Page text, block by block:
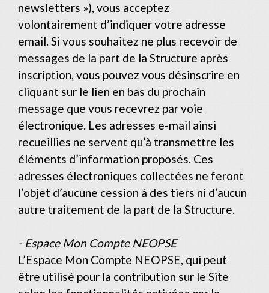
newsletters »), vous acceptez
volontairement d’indiquer votre adresse
email. Si vous souhaitez ne plus recevoir de
messages de la part de la Structure après
inscription, vous pouvez vous désinscrire en
cliquant sur le lien en bas du prochain
message que vous recevrez par voie
électronique. Les adresses e-mail ainsi
recueillies ne servent qu’à transmettre les
éléments d’information proposés. Ces
adresses électroniques collectées ne feront
l’objet d’aucune cession à des tiers ni d’aucun
autre traitement de la part de la Structure.
- Espace Mon Compte NEOPSE
L’Espace Mon Compte NEOPSE, qui peut
être utilisé pour la contribution sur le Site